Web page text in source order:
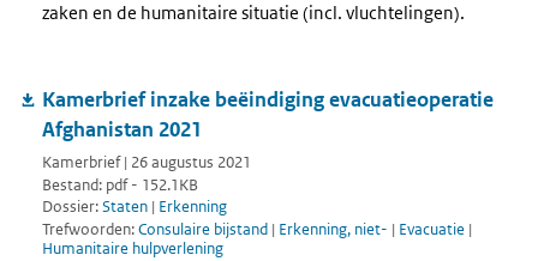
zaken en de humanitaire situatie (incl. vluchtelingen).
Kamerbrief inzake beëindiging evacuatieoperatie
Afghanistan 2021
Kamerbrief | 26 augustus 2021
Bestand: pdf - 152.1KB
Dossier:Staten | Erkenning
Trefwoorden:Consulaire bijstand | Erkenning, niet- | Evacuatie |
Humanitaire hulpverlening